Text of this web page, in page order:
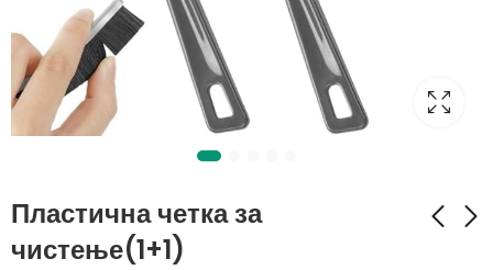
Пластична четка за
чистење(1+1)